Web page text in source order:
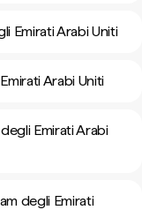
Emirati Arabi Uniti
Arabi Uniti
Emirati Arabi
degli Emirati